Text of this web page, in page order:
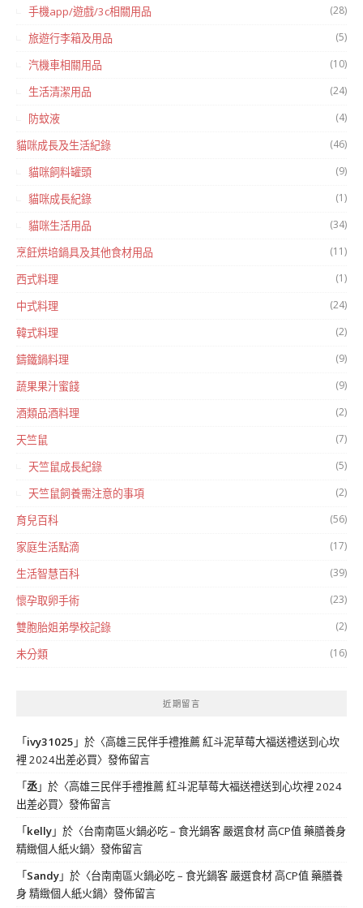
手機app/遊戲/3c相關用品 (28)
旅遊行李箱及用品 (5)
汽機車相關用品 (10)
生活清潔用品 (24)
防蚊液 (4)
貓咪成長及生活紀錄 (46)
貓咪飼料罐頭 (9)
貓咪成長紀錄 (1)
貓咪生活用品 (34)
烹飪烘培鍋具及其他食材用品 (11)
西式料理 (1)
中式料理 (24)
韓式料理 (2)
鑄鐵鍋料理 (9)
蔬果果汁蜜餞 (9)
酒類品酒料理 (2)
天竺鼠 (7)
天竺鼠成長紀錄 (5)
天竺鼠飼養需注意的事項 (2)
育兒百科 (56)
家庭生活點滴 (17)
生活智慧百科 (39)
懷孕取卵手術 (23)
雙胞胎姐弟學校記錄 (2)
未分類 (16)
近期留言
「ivy31025 」於〈高雄三民伴手禮推薦 紅斗泥草莓大福送禮送到心坎
裡 2024出差必買〉發佈留言
「丞」於〈高雄三民伴手禮推薦 紅斗泥草莓大福送禮送到心坎裡 2024
出差必買〉發佈留言
「kelly」於〈台南南區火鍋必吃 – 食光鍋客 嚴選食材 高CP值 藥膳養身
精緻個人紙火鍋〉發佈留言
「Sandy」於〈台南南區火鍋必吃 – 食光鍋客 嚴選食材 高CP值 藥膳養
身 精緻個人紙火鍋〉發佈留言